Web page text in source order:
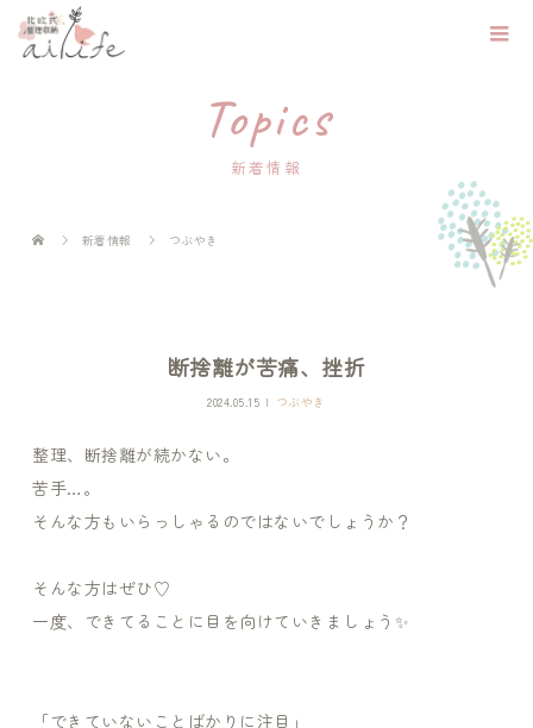
Topics
新着情報
新着情報 つぶやき
断捨離が苦痛、挫折
2024.05.15 つぶやき
整理、断捨離が続かない。
苦手…。
そんな方もいらっしゃるのではないでしょうか？
そんな方はぜひ♡
一度、できてることに目を向けていきましょう✨
「できていないことばかりに注目」